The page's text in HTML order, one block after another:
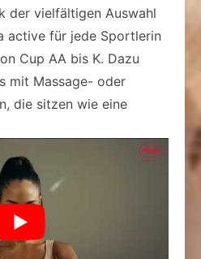
der vielfältigen Auswahl
active für jede Sportlerin
Cup AA bis K. Dazu
mit Massage- oder
die sitzen wie eine